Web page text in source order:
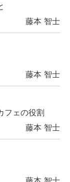
藤本 智士
藤本 智士
フェの役割
藤本 智士